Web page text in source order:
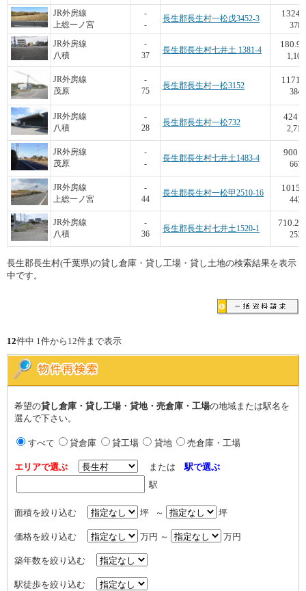
JR外房線
上総一ノ宮
-
-
長生郡長生村一松戊3452-3
1324
378
JR外房線
八積
-
37
長生郡長生村七井土 1381-4
180.9
1,106
JR外房線
茂原
-
75
長生郡長生村一松3152
1171
384
JR外房線
八積
-
28
長生郡長生村一松732
424
2,712
JR外房線
茂原
-
-
長生郡長生村七井土1483-4
900
667
JR外房線
上総一ノ宮
-
44
長生郡長生村一松甲2510-16
1015
443
JR外房線
八積
-
36
長生郡長生村七井土1520-1
710.26
253
長生郡長生村(千葉県)の貸し倉庫・貸し工場・貸し土地の検索結果を表示
中です。
12件中 1件から12件まで表示
希望の貸し倉庫・貸し工場・貸地・売倉庫・工場の地域または駅名を
選んで下さい。
すべて 貸倉庫 貸工場 貸地 売倉庫・工場
エリアで選ぶ または駅で選ぶ
駅
面積を絞り込む 坪 ～ 坪
価格を絞り込む 万円 ～ 万円
築年数を絞り込む
駅徒歩を絞り込む